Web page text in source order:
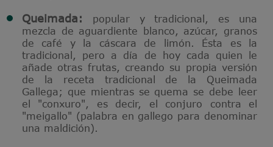
Queimada:
popular y tradicional, es una
mezcla de aguardiente blanco, azúcar, granos
de café y la cáscara de limón. Ésta es la
tradicional, pero a día de hoy cada quien le
añade otras frutas, creando su propia versión
de la receta tradicional de la Queimada
Gallega; que mientras se quema se debe leer
el "conxuro", es decir, el conjuro contra el
"meigallo" (palabra en gallego para denominar
una maldición).​